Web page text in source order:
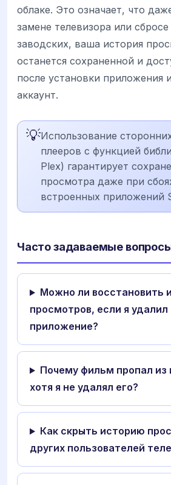
облаке. Это означает, что
замене телевизора или
заводских, ваша история
останется сохраненной и
после установки приложения
аккаунт.
💡Использование
плееров с функцией
Plex) гарантирует
просмотра даже при
встроенных приложений
Часто задаваемые
Можно ли восстановить
просмотров, если я удалил
приложение?
Почему фильм пропал из
хотя я не удалял его?
Как скрыть историю
других пользователей